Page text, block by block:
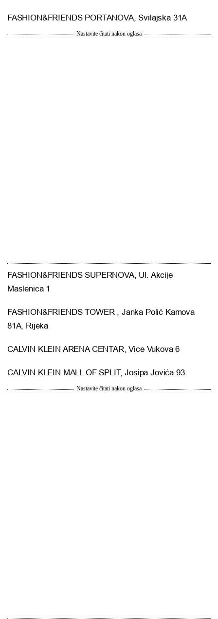
FASHION&FRIENDS PORTANOVA, Svilajska 31A
Nastavite čitati nakon oglasa
FASHION&FRIENDS SUPERNOVA, Ul. Akcije
Maslenica 1
FASHION&FRIENDS TOWER , Janka Polić Kamova
81A, Rijeka
CALVIN KLEIN ARENA CENTAR, Vice Vukova 6
CALVIN KLEIN MALL OF SPLIT, Josipa Jovića 93
Nastavite čitati nakon oglasa